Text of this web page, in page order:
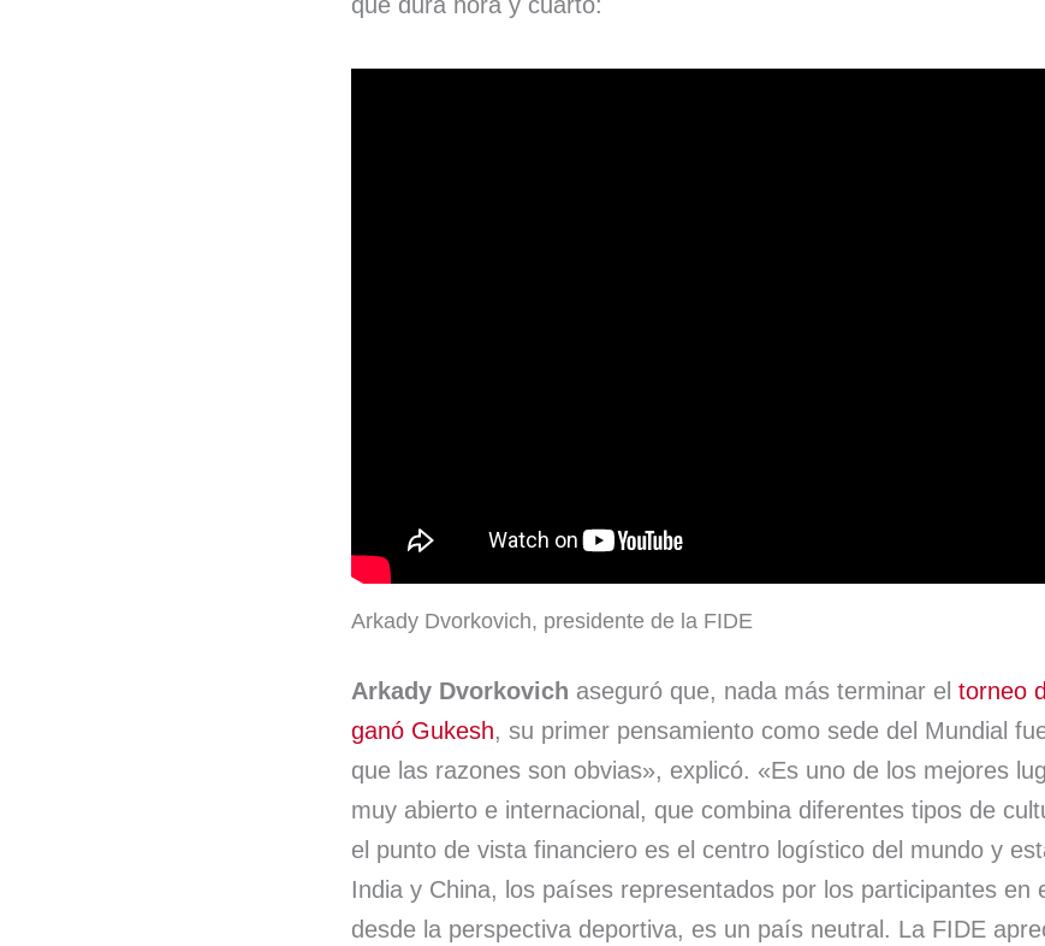
Arkady Dvorkovich, presidente de la FIDE
Arkady Dvorkovich aseguró que, nada más terminar el torneo
ganó Gukesh, su primer pensamiento como sede del Mundial
que las razones son obvias», explicó. «Es uno de los mejores
muy abierto e internacional, que combina diferentes tipos de
el punto de vista financiero es el centro logístico del mundo y
India y China, los países representados por los participantes en
desde la perspectiva deportiva, es un país neutral. La FIDE